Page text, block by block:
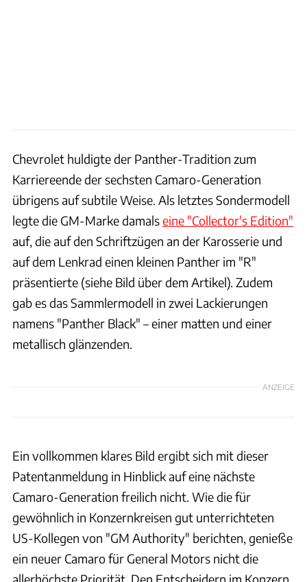
Chevrolet huldigte der Panther-Tradition zum
Karriereende der sechsten Camaro-Generation
übrigens auf subtile Weise. Als letztes Sondermodell
legte die GM-Marke damalseine "Collector's Edition"
auf, die auf den Schriftzügen an der Karosserie und
auf dem Lenkrad einen kleinen Panther im "R"
präsentierte (siehe Bild über dem Artikel). Zudem
gab es das Sammlermodell in zwei Lackierungen
namens "Panther Black" – einer matten und einer
metallisch glänzenden.
ANZEIGE
Ein vollkommen klares Bild ergibt sich mit dieser
Patentanmeldung in Hinblick auf eine nächste
Camaro-Generation freilich nicht. Wie die für
gewöhnlich in Konzernkreisen gut unterrichteten
US-Kollegen von "GM Authority" berichten, genieße
ein neuer Camaro für General Motors nicht die
allerhöchste Priorität. Den Entscheidern im Konzern